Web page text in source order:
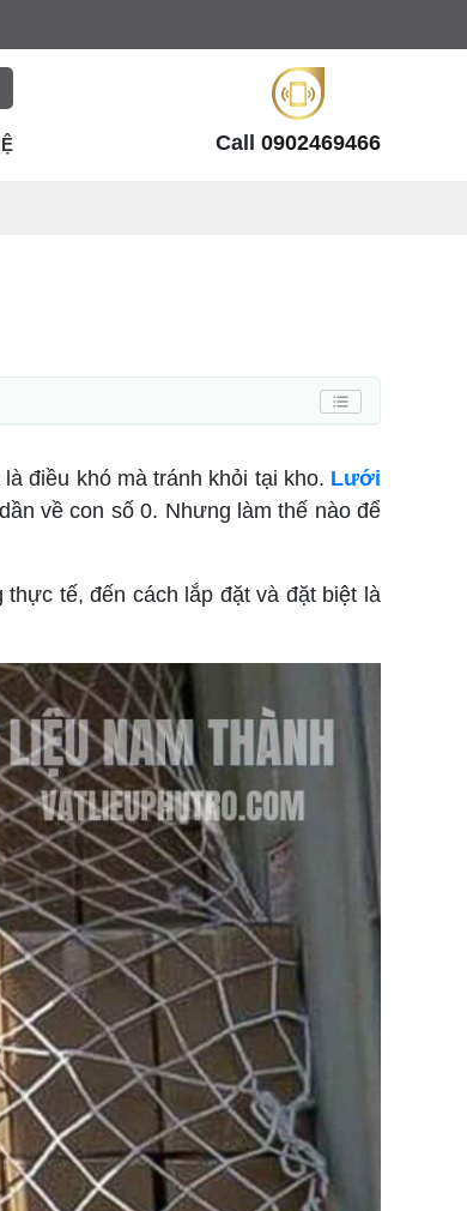
Call 0902469466
điều khó mà tránh khỏi tại kho. Lưới
về con số 0. Nhưng làm thế nào để
tế, đến cách lắp đặt và đặt biệt là